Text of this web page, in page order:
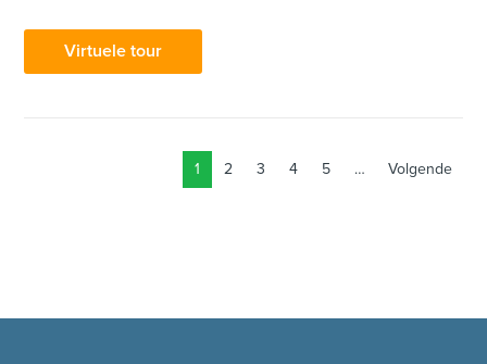
Virtuele tour
1 2 3 4 5 … Volgende